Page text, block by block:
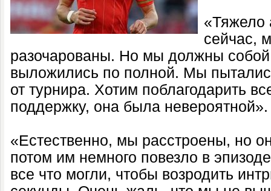
«Тяжело
сейчас,
разочарованы. Но мы должны
выложились по полной. Мы
от турнира. Хотим поблагодарить
поддержку, она была невероятной».
«Естественно, мы расстроены, но
потом им немного повезло в
все что могли, чтобы возродить